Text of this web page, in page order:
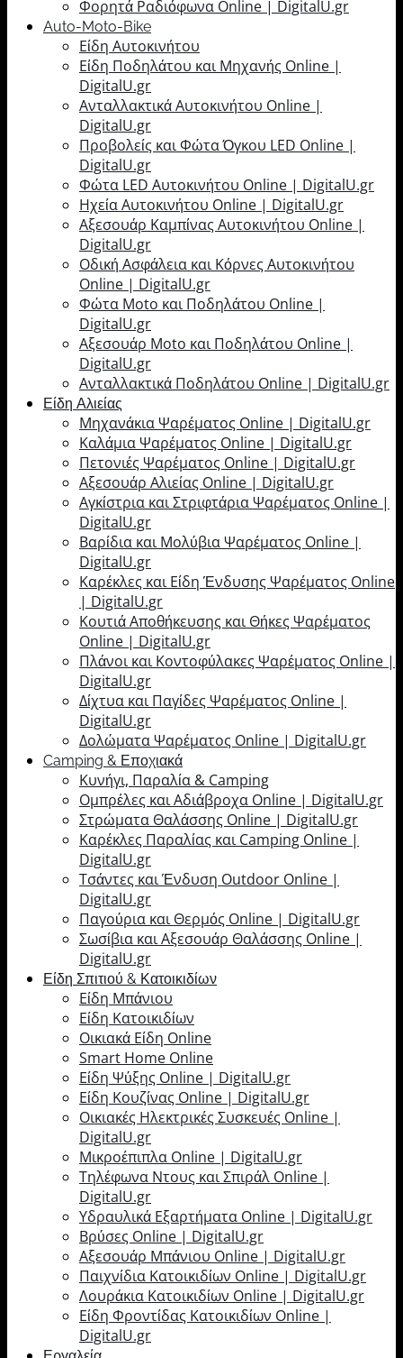
Φορητά Ραδιόφωνα Online | DigitalU.gr
Auto-Moto-Bike
Είδη Αυτοκινήτου
Είδη Ποδηλάτου και Μηχανής Online |
DigitalU.gr
Ανταλλακτικά Αυτοκινήτου Online |
DigitalU.gr
Προβολείς και Φώτα Όγκου LED Online |
DigitalU.gr
Φώτα LED Αυτοκινήτου Online | DigitalU.gr
Ηχεία Αυτοκινήτου Online | DigitalU.gr
Αξεσουάρ Καμπίνας Αυτοκινήτου Online |
DigitalU.gr
Οδική Ασφάλεια και Κόρνες Αυτοκινήτου
Online | DigitalU.gr
Φώτα Moto και Ποδηλάτου Online |
DigitalU.gr
Αξεσουάρ Moto και Ποδηλάτου Online |
DigitalU.gr
Ανταλλακτικά Ποδηλάτου Online | DigitalU.gr
Είδη Αλιείας
Μηχανάκια Ψαρέματος Online | DigitalU.gr
Καλάμια Ψαρέματος Online | DigitalU.gr
Πετονιές Ψαρέματος Online | DigitalU.gr
Αξεσουάρ Αλιείας Online | DigitalU.gr
Αγκίστρια και Στριφτάρια Ψαρέματος Online |
DigitalU.gr
Βαρίδια και Μολύβια Ψαρέματος Online |
DigitalU.gr
Καρέκλες και Είδη Ένδυσης Ψαρέματος Online
| DigitalU.gr
Κουτιά Αποθήκευσης και Θήκες Ψαρέματος
Online | DigitalU.gr
Πλάνοι και Κοντοφύλακες Ψαρέματος Online |
DigitalU.gr
Δίχτυα και Παγίδες Ψαρέματος Online |
DigitalU.gr
Δολώματα Ψαρέματος Online | DigitalU.gr
Camping & Εποχιακά
Κυνήγι, Παραλία & Camping
Ομπρέλες και Αδιάβροχα Online | DigitalU.gr
Στρώματα Θαλάσσης Online | DigitalU.gr
Καρέκλες Παραλίας και Camping Online |
DigitalU.gr
Τσάντες και Ένδυση Outdoor Online |
DigitalU.gr
Παγούρια και Θερμός Online | DigitalU.gr
Σωσίβια και Αξεσουάρ Θαλάσσης Online |
DigitalU.gr
Είδη Σπιτιού & Κατοικιδίων
Είδη Μπάνιου
Είδη Κατοικιδίων
Οικιακά Είδη Online
Smart Home Online
Είδη Ψύξης Online | DigitalU.gr
Είδη Κουζίνας Online | DigitalU.gr
Οικιακές Ηλεκτρικές Συσκευές Online |
DigitalU.gr
Μικροέπιπλα Online | DigitalU.gr
Τηλέφωνα Ντους και Σπιράλ Online |
DigitalU.gr
Υδραυλικά Εξαρτήματα Online | DigitalU.gr
Βρύσες Online | DigitalU.gr
Αξεσουάρ Μπάνιου Online | DigitalU.gr
Παιχνίδια Κατοικιδίων Online | DigitalU.gr
Λουράκια Κατοικιδίων Online | DigitalU.gr
Είδη Φροντίδας Κατοικιδίων Online |
DigitalU.gr